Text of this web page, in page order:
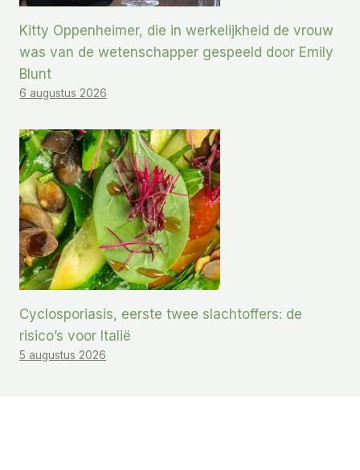
Kitty Oppenheimer, die in werkelijkheid de vrouw
was van de wetenschapper gespeeld door Emily
Blunt
6 augustus 2026
Cyclosporiasis, eerste twee slachtoffers: de
risico’s voor Italië
5 augustus 2026